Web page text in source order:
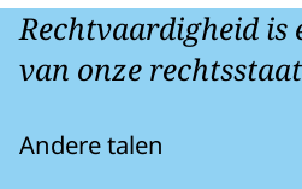
Rechtvaardigheid is
van onze rechtsstaat
Andere talen